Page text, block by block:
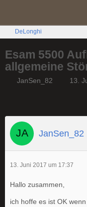
DeLonghi
Esam 5500
allgemeine
JanSen_82 13.
JanSen_82
13. Juni 2017 um 17:37
Hallo zusammen,
ich hoffe es ist OK